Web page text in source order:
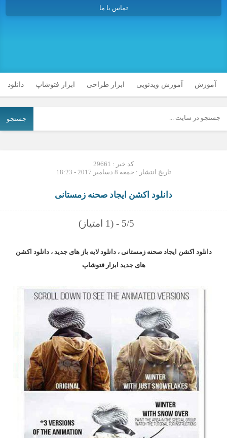
تماس با ما
آموزش آموزش ویدئویی ابزار طراحی ابزار فتوشاپ دانلود
جستجو
کد خبر : 29661
تاریخ انتشار : جمعه 8 دسامبر 2017 - 18:23
دانلود اکشن ایجاد صحنه زمستانی
5/5 - (1 امتیاز)
دانلود اکشن ایجاد صحنه زمستانی ، دانلود لایه باز های جدید ، دانلود اکشن
های جدید ابزار فتوشاپ